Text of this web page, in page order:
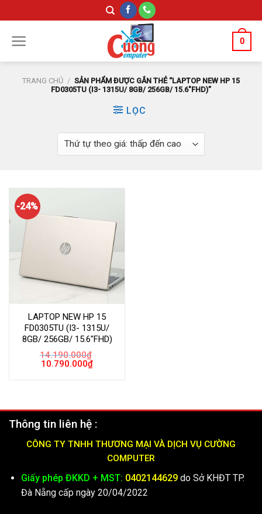
to
content
0
TRANG CHỦ / SẢN PHẨM ĐƯỢC GẮN THẺ “LAPTOP NEW HP 15
FD0305TU (I3- 1315U/ 8GB/ 256GB/ 15.6"FHD)”
LỌC
-24%
LAPTOP NEW HP 15
FD0305TU (I3- 1315U/
8GB/ 256GB/ 15.6″FHD)
14.190.000₫
Giá
10.790.000₫Giá
Thông tin liên hệ :
CÔNG TY TNHH THƯƠNG MẠI VÀ DỊCH VỤ CƯỜNG
COMPUTER
Giấy phép ĐKKD + MST: 0402144629do Sở KHĐT TP.
Đà Nẵng cấp ngày 20/04/2022